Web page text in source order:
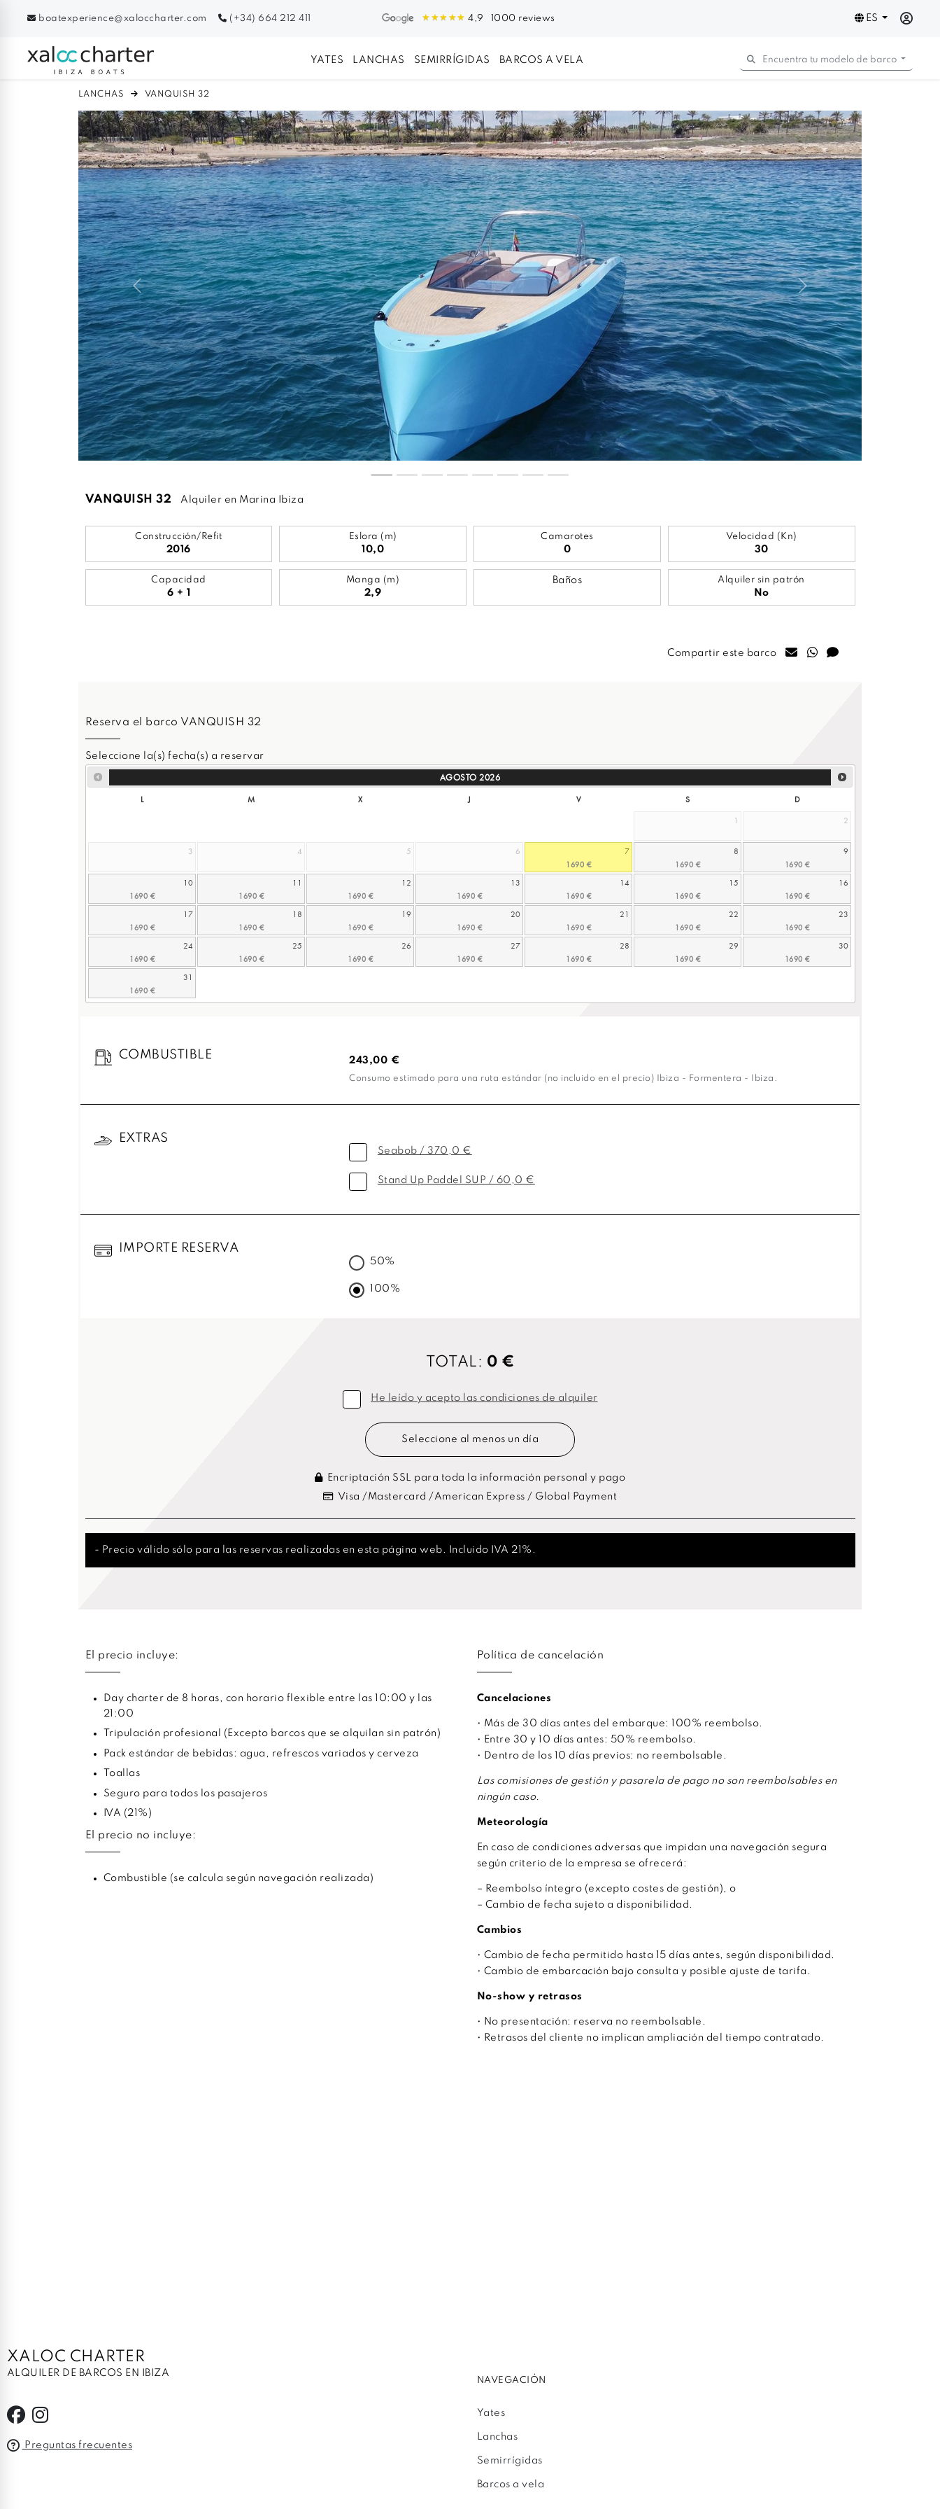
boatexperience@xaloccharter.com (+34) 664 212 411 4,9 1000 reviews ES
YATES LANCHAS SEMIRRÍGIDAS BARCOS A VELA Encuentra tu modelo de barco
LANCHAS VANQUISH 32
Previous Next
VANQUISH 32 Alquiler en Marina Ibiza
Construcción/Refit
2016
Eslora (m)
10,0
Camarotes
0
Velocidad (Kn)
30
Capacidad
6 + 1
Manga (m)
2,9
Baños Alquiler sin patrón
No
Compartir este barco
Reserva el barco VANQUISH 32
Seleccione la(s) fecha(s) a reservar
AGOSTO 2026
L M X J V S
D
1
2
3 4 5 6 7 8 9
10 11 12 13 14 15 16
17 18 19 20 21 22 23
24 25 26 27 28 29 30
31
COMBUSTIBLE 243,00 €
Consumo estimado para una ruta estándar (no incluido en el precio) Ibiza - Formentera - Ibiza.
EXTRAS
Seabob / 370,0 €
Stand Up Paddel SUP / 60,0 €
IMPORTE RESERVA
50%
100%
TOTAL: 0 €
He leído y acepto las condiciones de alquiler
Seleccione al menos un día
Encriptación SSL para toda la información personal y pago
Visa /Mastercard /American Express / Global Payment
- Precio válido sólo para las reservas realizadas en esta página web. Incluido IVA 21%.
El precio incluye:
Day charter de 8 horas, con horario flexible entre las 10:00 y las
21:00
Tripulación profesional (Excepto barcos que se alquilan sin patrón)
Pack estándar de bebidas: agua, refrescos variados y cerveza
Toallas
Seguro para todos los pasajeros
IVA (21%)
El precio no incluye:
Combustible (se calcula según navegación realizada)
Política de cancelación
Cancelaciones
• Más de 30 días antes del embarque: 100% reembolso.
• Entre 30 y 10 días antes: 50% reembolso.
• Dentro de los 10 días previos: no reembolsable.
Las comisiones de gestión y pasarela de pago no son reembolsables en
ningún caso.
Meteorología
En caso de condiciones adversas que impidan una navegación segura
según criterio de la empresa se ofrecerá:
– Reembolso íntegro (excepto costes de gestión), o
– Cambio de fecha sujeto a disponibilidad.
Cambios
• Cambio de fecha permitido hasta 15 días antes, según disponibilidad.
• Cambio de embarcación bajo consulta y posible ajuste de tarifa.
No-show y retrasos
• No presentación: reserva no reembolsable.
• Retrasos del cliente no implican ampliación del tiempo contratado.
XALOC CHARTER
ALQUILER DE BARCOS EN IBIZA
Preguntas frecuentes
NAVEGACIÓN
Yates
Lanchas
Semirrígidas
Barcos a vela